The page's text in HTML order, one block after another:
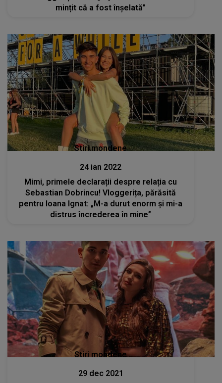
mințit că a fost înșelată”
Stiri mondene
24 ian 2022
Mimi, primele declarații despre relația cu
Sebastian Dobrincu! Vloggerița, părăsită
pentru Ioana Ignat: „M-a durut enorm și mi-a
distrus încrederea în mine”
Stiri mondene
29 dec 2021